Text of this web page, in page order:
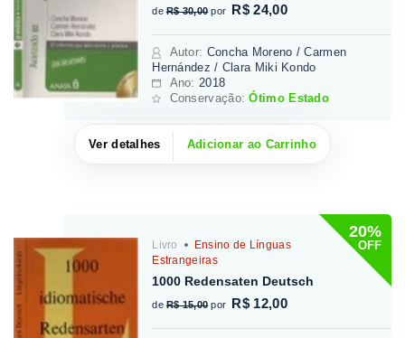
de R$ 30,00 por R$ 24,00
Autor: Concha Moreno / Carmen
Hernández / Clara Miki Kondo
Ano: 2018
Conservação:Ótimo Estado
Ver detalhes Adicionar ao Carrinho
20%
OFF
Livro
Ensino de Línguas
Estrangeiras
1000 Redensaten Deutsch
de R$ 15,00 por R$ 12,00